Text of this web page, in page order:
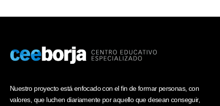
Nuestro proyecto está enfocado con el fin de formar personas, con
valores, que luchen diariamente por aquello que desean conseguir,